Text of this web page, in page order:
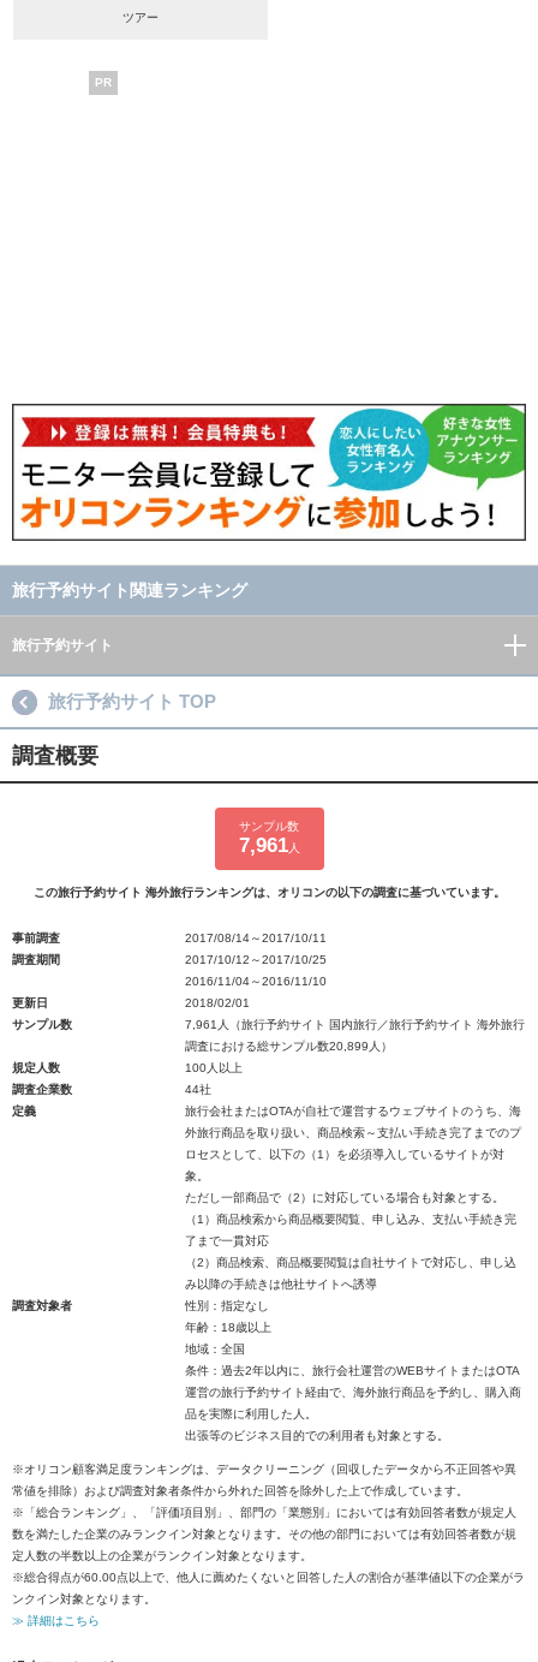
ツアー
PR
旅行予約サイト関連ランキング
旅行予約サイト
旅行予約サイト TOP
調査概要
サンプル数
7,961人
この旅行予約サイト 海外旅行ランキングは、オリコンの以下の調査に基づいています。
事前調査
2017/08/14～2017/10/11
調査期間
2017/10/12～2017/10/25
2016/11/04～2016/11/10
更新日
2018/02/01
サンプル数
7,961人（旅行予約サイト 国内旅行／旅行予約サイト 海外旅行
調査における総サンプル数20,899人）
規定人数
100人以上
調査企業数
44社
定義
旅行会社またはOTAが自社で運営するウェブサイトのうち、海
外旅行商品を取り扱い、商品検索～支払い手続き完了までのプ
ロセスとして、以下の（1）を必須導入しているサイトが対
象。
ただし一部商品で（2）に対応している場合も対象とする。
（1）商品検索から商品概要閲覧、申し込み、支払い手続き完
了まで一貫対応
（2）商品検索、商品概要閲覧は自社サイトで対応し、申し込
み以降の手続きは他社サイトへ誘導
調査対象者
性別：指定なし
年齢：18歳以上
地域：全国
条件：過去2年以内に、旅行会社運営のWEBサイトまたはOTA
運営の旅行予約サイト経由で、海外旅行商品を予約し、購入商
品を実際に利用した人。
出張等のビジネス目的での利用者も対象とする。
※オリコン顧客満足度ランキングは、データクリーニング（回収したデータから不正回答や異
常値を排除）および調査対象者条件から外れた回答を除外した上で作成しています。
※「総合ランキング」、「評価項目別」、部門の「業態別」においては有効回答者数が規定人
数を満たした企業のみランクイン対象となります。その他の部門においては有効回答者数が規
定人数の半数以上の企業がランクイン対象となります。
※総合得点が60.00点以上で、他人に薦めたくないと回答した人の割合が基準値以下の企業がラ
ンクイン対象となります。
≫ 詳細はこちら